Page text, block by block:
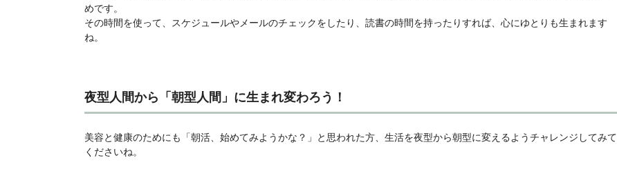
めです。
その時間を使って、スケジュールやメールのチェックをしたり、読書の時間を持ったりすれば、心にゆとりも生まれます
ね。
夜型人間から「朝型人間」に生まれ変わろう！
美容と健康のためにも「朝活、始めてみようかな？」と思われた方、生活を夜型から朝型に変えるようチャレンジしてみて
くださいね。